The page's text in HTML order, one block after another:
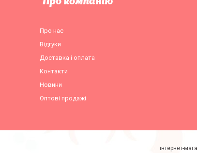
Про нас
Відгуки
Доставка і оплата
Контакти
Новини
Оптові продажі